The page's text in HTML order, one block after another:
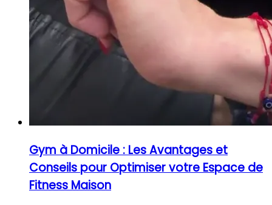
Gym à Domicile : Les Avantages et
Conseils pour Optimiser votre Espace de
Fitness Maison